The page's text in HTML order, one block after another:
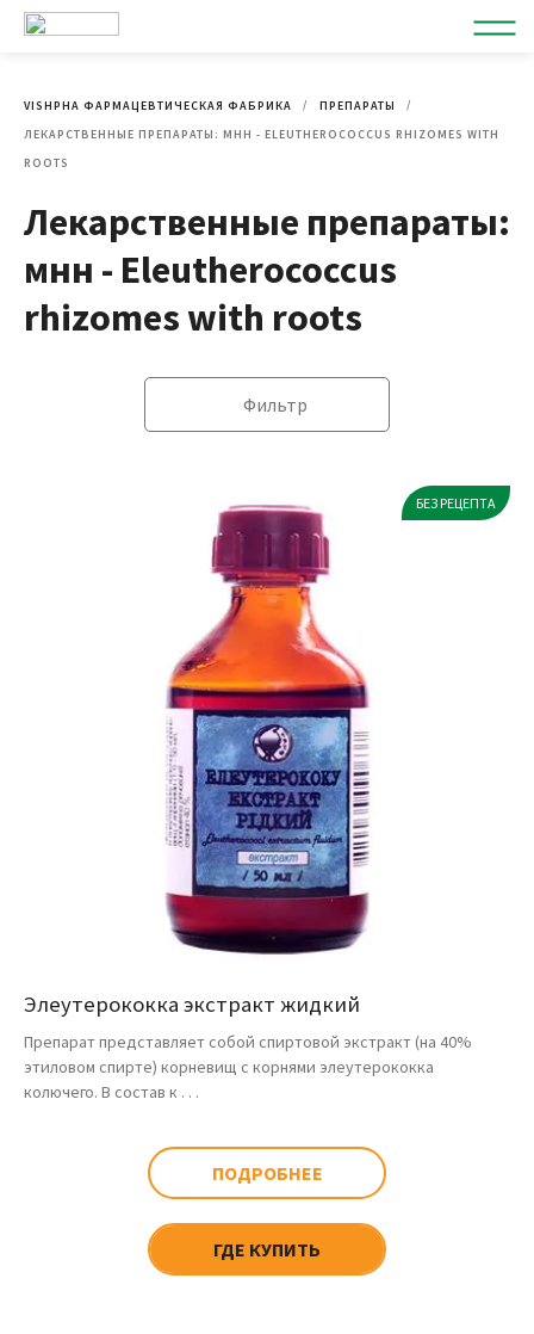
VISHPHA ФАРМАЦЕВТИЧЕСКАЯ ФАБРИКА
ПРЕПАРАТЫ
ЛЕКАРСТВЕННЫЕ ПРЕПАРАТЫ: МНН - ELEUTHEROCOCCUS RHIZOMES WITH
ROOTS
Лекарственные препараты:
мнн - Eleutherococcus
rhizomes with roots
Фильтр
БЕЗ РЕЦЕПТА
Элеутерококка экстракт жидкий
Препарат представляет собой спиртовой экстракт (на 40%
этиловом спирте) корневищ с корнями элеутерококка
колючего. В состав к . . .
ПОДРОБНЕЕ
ГДЕ КУПИТЬ